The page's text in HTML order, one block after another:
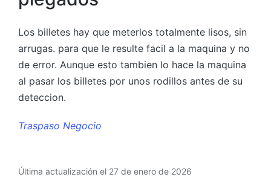
Los billetes hay que meterlos totalmente lisos, sin
arrugas. para que le resulte facil a la maquina y no
de error. Aunque esto tambien lo hace la maquina
al pasar los billetes por unos rodillos antes de su
deteccion.
Traspaso Negocio
Última actualización el 27 de enero de 2026